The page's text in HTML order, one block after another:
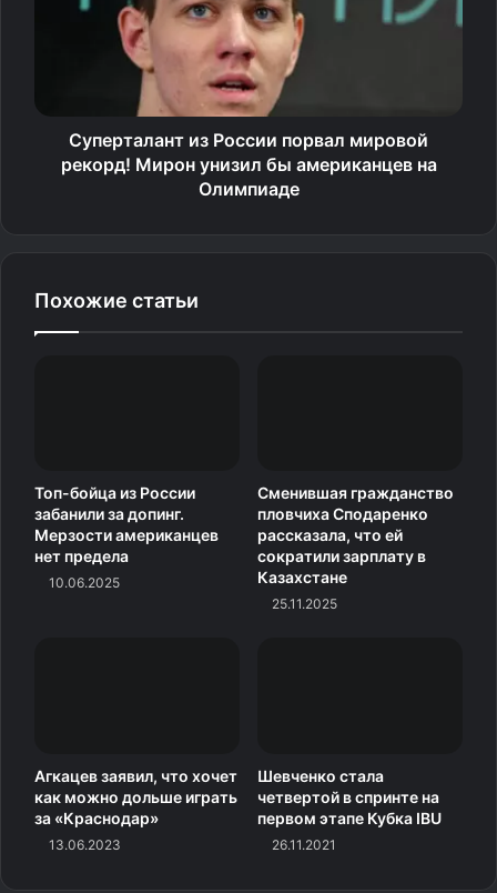
у «красно‑синих» 25 побед. В первом раунде плей‑офф
лиги ЦСКА встретится с красноярским «Енисеем».
Первый матч серии пройдет 22 апреля.
Суперталант из России порвал мировой
рекорд! Мирон унизил бы американцев на
Олимпиаде
Похожие статьи
Топ-бойца из России
забанили за допинг.
Мерзости американцев
нет предела
10.06.2025
Сменившая гражданство
пловчиха Сподаренко
рассказала, что ей
сократили зарплату в
Казахстане
25.11.2025
Агкацев заявил, что хочет
как можно дольше играть
за «Краснодар»
13.06.2023
Шевченко стала
четвертой в спринте на
первом этапе Кубка IBU
26.11.2021